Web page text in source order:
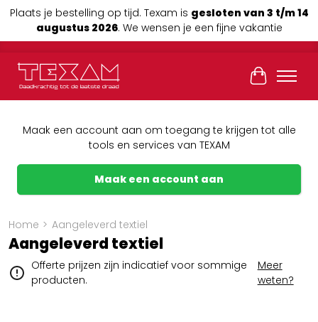
Plaats je bestelling op tijd. Texam is gesloten van 3 t/m 14
augustus 2026. We wensen je een fijne vakantie
Maak een account aan om toegang te krijgen tot alle
tools en services van TEXAM
Maak een account aan
Home > Aangeleverd textiel
Aangeleverd textiel
Offerte prijzen zijn indicatief voor sommige
producten.
Meer
weten?